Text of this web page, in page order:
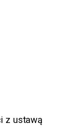
z ustawą